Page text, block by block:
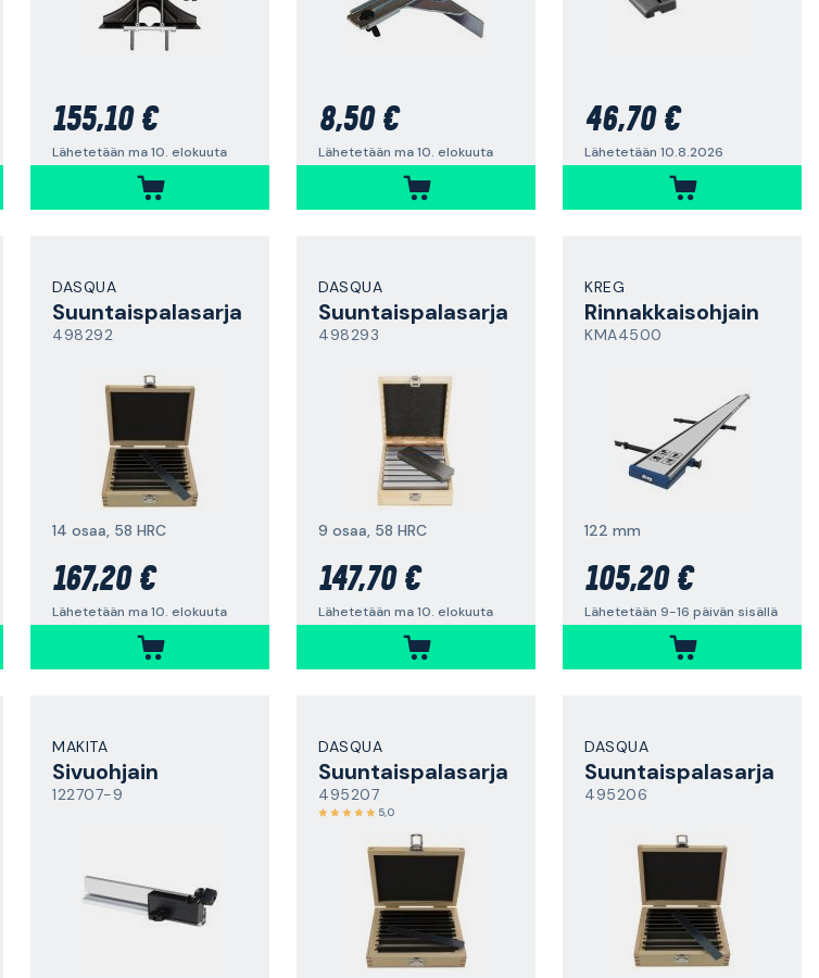
155,10 €
Lähetetään ma 10. elokuuta
8,50 €
Lähetetään ma 10. elokuuta
46,70 €
Lähetetään 10.8.2026
DASQUA
Suuntaispalasarja
498292
14 osaa, 58 HRC
167,20 €
Lähetetään ma 10. elokuuta
DASQUA
Suuntaispalasarja
498293
9 osaa, 58 HRC
147,70 €
Lähetetään ma 10. elokuuta
KREG
Rinnakkaisohjain
KMA4500
122 mm
105,20 €
Lähetetään 9-16 päivän sisällä
MAKITA
Sivuohjain
122707-9
DASQUA
Suuntaispalasarja
495207
5,0
DASQUA
Suuntaispalasarja
495206